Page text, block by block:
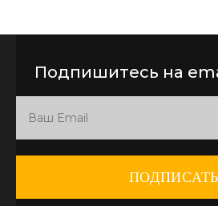
Подпишитесь на